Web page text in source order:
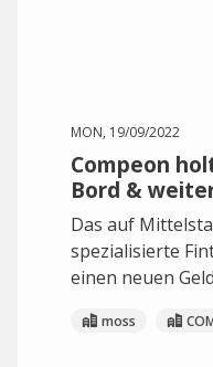
MON, 19/09/2022
Compeon
Bord &
Das auf
spezialisierte
einen neuen
moss